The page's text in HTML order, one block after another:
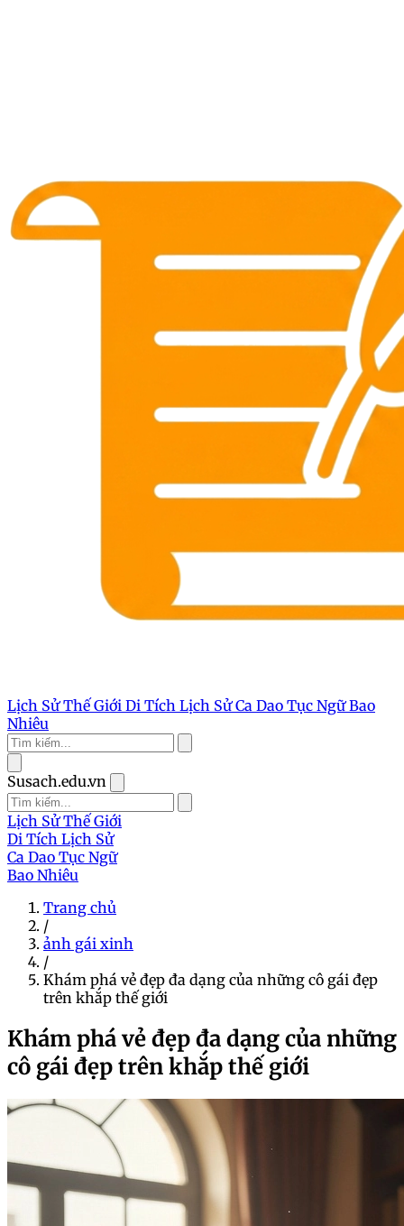
Lịch Sử Thế Giới Di Tích Lịch SửCa Dao Tục NgữBao
Nhiêu
Susach.edu.vn
Lịch Sử Thế Giới
Di Tích Lịch Sử
Ca Dao Tục Ngữ
Bao Nhiêu
Trang chủ
/
ảnh gái xinh
/
Khám phá vẻ đẹp đa dạng của những cô gái đẹp
trên khắp thế giới
Khám phá vẻ đẹp đa dạng của những
cô gái đẹp trên khắp thế giới